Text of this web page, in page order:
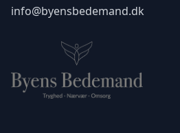
info@byensbedemand.dk